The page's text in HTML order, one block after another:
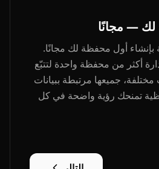
— مجانًا
بإنشاء أول محفظة لك مجانًا.
أكثر من محفظة واحدة لتتبّع
جميعها مرتبطة ببيانات
تمنحك رؤية واضحة في كل